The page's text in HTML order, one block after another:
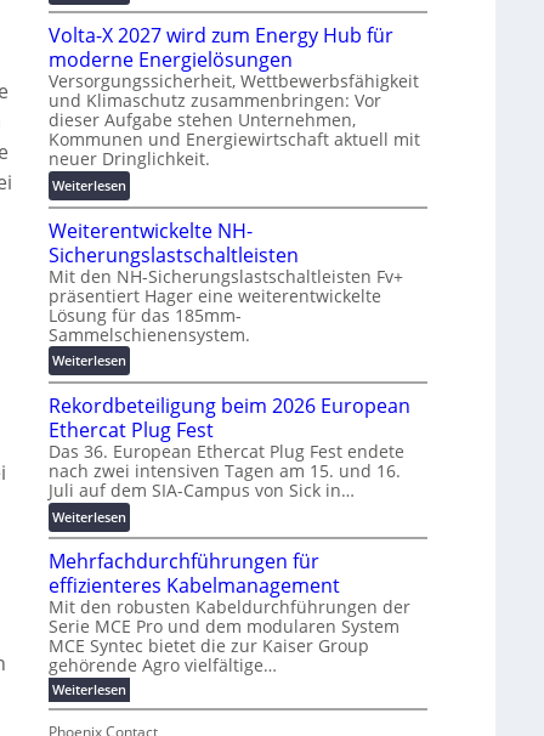
g
ö
s
u
n
g
e
n
t
z
u
n
d
d
i
g
i
t
a
l
e
T
r
a
n
s
p
a
r
e
n
z
M
a
s
c
h
i
n
e
n
b
a
u
:
F
o
r
s
c
h
u
n
g
s
f
ö
r
d
e
r
u
n
g
b
r
Volta-X 2027 wird zum Energy Hub für
moderne Energielösungen
Versorgungssicherheit, Wettbewerbsfähigkeit
und Klimaschutz zusammenbringen: Vor
dieser Aufgabe stehen Unternehmen,
Kommunen und Energiewirtschaft aktuell mit
neuer Dringlichkeit.
Weiterlesen:
V
o
l
t
a
-
X
2
0
2
7
w
i
r
d
z
u
n
e
r
g
y
H
Weiterentwickelte NH-
Sicherungslastschaltleisten
Mit den NH-Sicherungslastschaltleisten Fv+
präsentiert Hager eine weiterentwickelte
Lösung für das 185mm-
Sammelschienensystem.
Weiterlesen:
W
e
i
t
e
r
e
n
t
w
i
c
k
e
l
t
e
Rekordbeteiligung beim 2026 European
Ethercat Plug Fest
Das 36. European Ethercat Plug Fest endete
nach zwei intensiven Tagen am 15. und 16.
Juli auf dem SIA-Campus von Sick in…
Weiterlesen:
R
e
k
o
r
d
b
e
t
Mehrfachdurchführungen für
effizienteres Kabelmanagement
Mit den robusten Kabeldurchführungen der
Serie MCE Pro und dem modularen System
MCE Syntec bietet die zur Kaiser Group
gehörende Agro vielfältige…
Weiterlesen:
M
Phoenix Contact